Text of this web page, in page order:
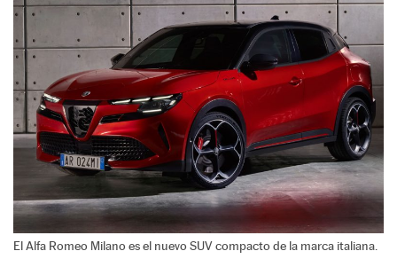
El Alfa Romeo Milano es el nuevo SUV compacto de la marca italiana.